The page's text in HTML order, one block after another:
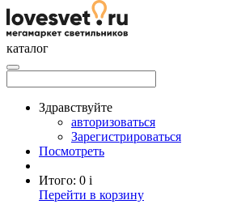
каталог
Здравствуйте
авторизоваться
Зарегистрироваться
Посмотреть
Итого: 0 i
Перейти в корзину